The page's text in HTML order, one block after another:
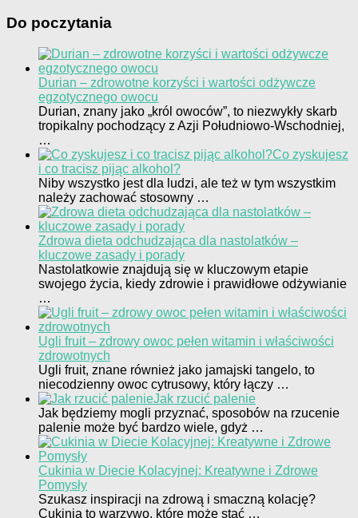
Do poczytania
Durian – zdrowotne korzyści i wartości odżywcze
egzotycznego owocu
Durian, znany jako „król owoców”, to niezwykły skarb
tropikalny pochodzący z Azji Południowo-Wschodniej,
…
Co zyskujesz
i co tracisz pijąc alkohol?
Niby wszystko jest dla ludzi, ale też w tym wszystkim
należy zachować stosowny …
Zdrowa dieta odchudzająca dla nastolatków –
kluczowe zasady i porady
Nastolatkowie znajdują się w kluczowym etapie
swojego życia, kiedy zdrowie i prawidłowe odżywianie
…
Ugli fruit – zdrowy owoc pełen witamin i właściwości
zdrowotnych
Ugli fruit, znane również jako jamajski tangelo, to
niecodzienny owoc cytrusowy, który łączy …
Jak rzucić palenie
Jak będziemy mogli przyznać, sposobów na rzucenie
palenie może być bardzo wiele, gdyż …
Cukinia w Diecie Kolacyjnej: Kreatywne i Zdrowe
Pomysły
Szukasz inspiracji na zdrową i smaczną kolację?
Cukinia to warzywo, które może stać …